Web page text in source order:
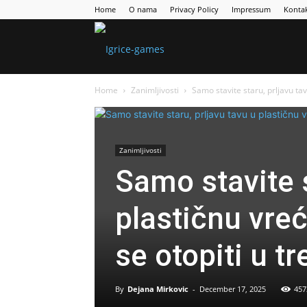
Home O nama Privacy Policy Impressum
Home Zanimljivosti Samo stavite staru, prljavu
Zanimljivosti
Samo stavite
plastičnu
se otopiti u
By Dejana Mirkovic - December 17, 2025